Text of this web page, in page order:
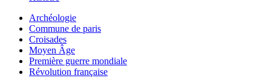
Archéologie
Commune de paris
Croisades
Moyen Âge
Première guerre mondiale
Révolution française